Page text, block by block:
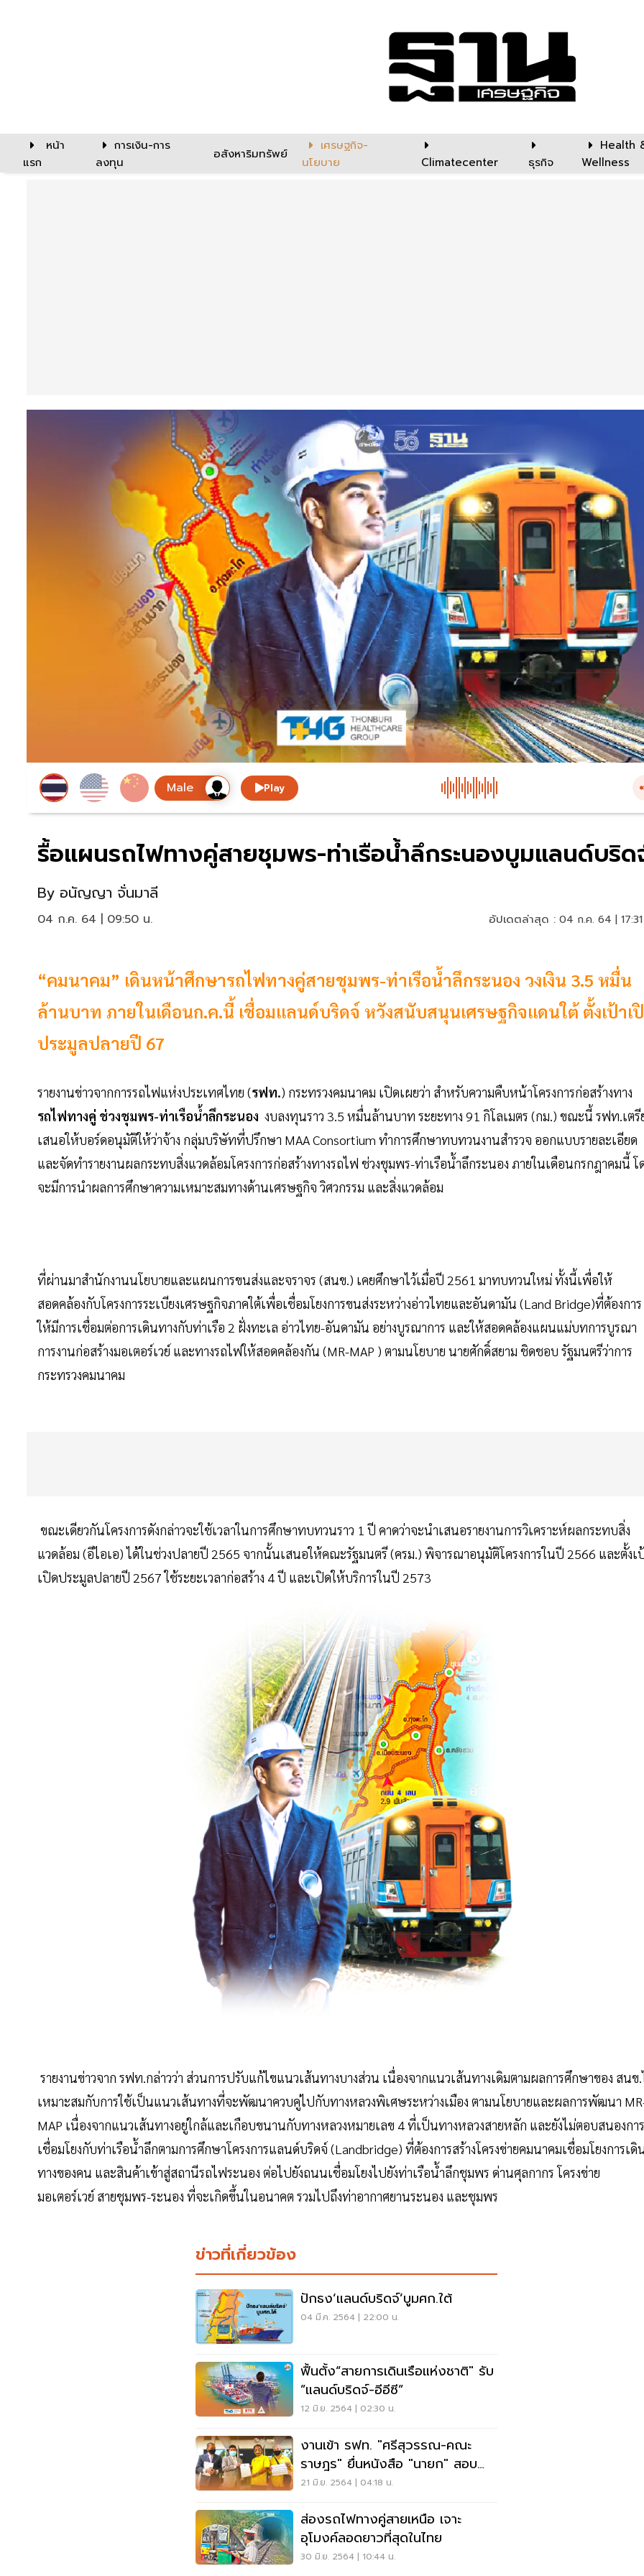
หน้า
แรก
การเงิน-การ
ลงทุน
อสังหาริมทรัพย์
เศรษฐกิจ-
นโยบาย
Climatecenter ธุรกิจ
Health
Wellness
Play
รื้อแผนรถไฟทางคู่สายชุมพร-ท่าเรือน้ำลึกระนองบูมแลนด์บริด
By อนัญญา จั่นมาลี
04 ก.ค. 64 | 09:50 น. อัปเดตล่าสุด : 04 ก.ค. 64 |
“คมนาคม” เดินหน้าศึกษารถไฟทางคู่สายชุมพร-ท่าเรือน้ำลึกระนอง วงเงิน 3.5 หมื่น
ล้านบาท ภายในเดือนก.ค.นี้ เชื่อมแลนด์บริดจ์ หวังสนับสนุนเศรษฐกิจแดนใต้ ตั้งเป้าเ
ประมูลปลายปี 67
รายงานข่าวจากการรถไฟแห่งประเทศไทย (รฟท.) กระทรวงคมนาคม เปิดเผยว่า สำหรับความคืบหน้าโครงการก่อสร้างทาง
รถไฟทางคู่ ช่วงชุมพร-ท่าเรือน้ำลึกระนอง งบลงทุนราว 3.5 หมื่นล้านบาท ระยะทาง 91 กิโลเมตร (กม.) ขณะนี้ รฟท.เตรี
เสนอให้บอร์ดอนุมัติให้ว่าจ้าง กลุ่มบริษัทที่ปรึกษา MAA Consortium ทำการศึกษาทบทวนงานสำรวจ ออกแบบรายละเอียด
และจัดทำรายงานผลกระทบสิ่งแวดล้อมโครงการก่อสร้างทางรถไฟ ช่วงชุมพร-ท่าเรือน้ำลึกระนอง ภายในเดือนกรกฎาคมนี้ โ
จะมีการนำผลการศึกษาความเหมาะสมทางด้านเศรษฐกิจ วิศวกรรม และสิ่งแวดล้อม
ที่ผ่านมาสำนักงานนโยบายและแผนการขนส่งและจราจร (สนข.) เคยศึกษาไว้เมื่อปี 2561 มาทบทวนใหม่ ทั้งนี้เพื่อให้
สอดคล้องกับโครงการระเบียงเศรษฐกิจภาคใต้เพื่อเชื่อมโยงการขนส่งระหว่างอ่าวไทยและอันดามัน (Land Bridge)ที่ต้องการ
ให้มีการเชื่อมต่อการเดินทางกับท่าเรือ 2 ฝั่งทะเล อ่าวไทย-อันดามัน อย่างบูรณาการ และให้สอดคล้องแผนแม่บทการบูรณา
การงานก่อสร้างมอเตอร์เวย์ และทางรถไฟให้สอดคล้องกัน (MR-MAP ) ตามนโยบาย นายศักดิ์สยาม ชิดชอบ รัฐมนตรีว่าการ
กระทรวงคมนาคม
ขณะเดียวกันโครงการดังกล่าวจะใช้เวลาในการศึกษาทบทวนราว 1 ปี คาดว่าจะนำเสนอรายงานการวิเคราะห์ผลกระทบสิ่ง
แวดล้อม (อีไอเอ) ได้ในช่วงปลายปี 2565 จากนั้นเสนอให้คณะรัฐมนตรี (ครม.) พิจารณาอนุมัติโครงการในปี 2566 และตั้งเ
เปิดประมูลปลายปี 2567 ใช้ระยะเวลาก่อสร้าง 4 ปี และเปิดให้บริการในปี 2573
รายงานข่าวจาก รฟท.กล่าวว่า ส่วนการปรับแก้ไขแนวเส้นทางบางส่วน เนื่องจากแนวเส้นทางเดิมตามผลการศึกษาของ สนข
เหมาะสมกับการใช้เป็นแนวเส้นทางที่จะพัฒนาควบคู่ไปกับทางหลวงพิเศษระหว่างเมือง ตามนโยบายและผลการพัฒนา
MAP เนื่องจากแนวเส้นทางอยู่ใกล้และเกือบขนานกับทางหลวงหมายเลข 4 ที่เป็นทางหลวงสายหลัก และยังไม่ตอบสนองการ
เชื่อมโยงกับท่าเรือน้ำลึกตามการศึกษาโครงการแลนด์บริดจ์ (Landbridge) ที่ต้องการสร้างโครงข่ายคมนาคมเชื่อมโยงการเดิ
ทางของคน และสินค้าเข้าสู่สถานีรถไฟระนอง ต่อไปยังถนนเชื่อมโยงไปยังท่าเรือน้ำลึกชุมพร ด่านศุลกากร โครงข่าย
มอเตอร์เวย์ สายชุมพร-ระนอง ที่จะเกิดขึ้นในอนาคต รวมไปถึงท่าอากาศยานระนอง และชุมพร
ข่าวที่เกี่ยวข้อง
ปักธง‘แลนด์บริดจ์’บูมศก.ใต้
04 มี.ค. 2564 | 22:00 น.
ฟื้นตั้ง“สายการเดินเรือแห่งชาติ" รับ
”แลนด์บริดจ์-อีอีซี”
12 มิ.ย. 2564 | 02:30 น.
งานเข้า รฟท. "ศรีสุวรรณ-คณะ
ราษฎร" ยื่นหนังสือ "นายก" สอบ
ประมูลทางคู่สายเหนือ-อีสาน
21 มิ.ย. 2564 | 04:18 น.
ส่องรถไฟทางคู่สายเหนือ เจาะ
อุโมงค์ลอดยาวที่สุดในไทย
30 มิ.ย. 2564 | 10:44 น.